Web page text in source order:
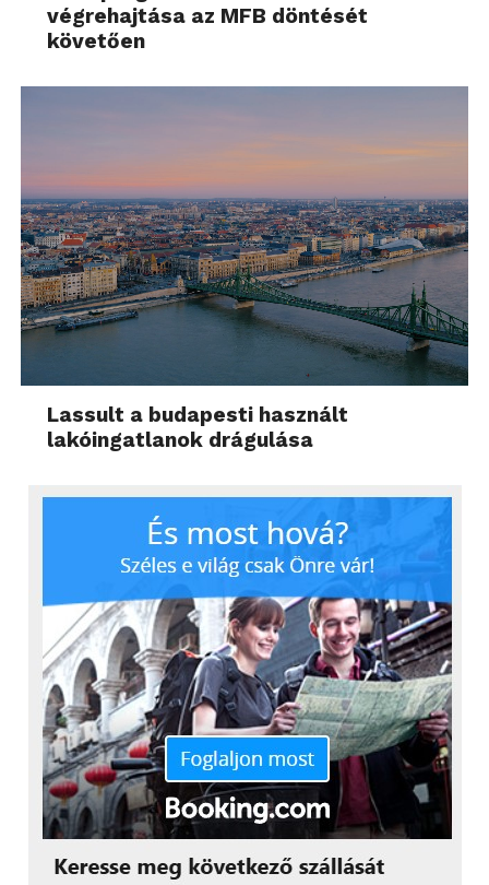
végrehajtása az MFB döntését
követően
Lassult a budapesti használt
lakóingatlanok drágulása